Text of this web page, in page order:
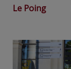
Le Poing